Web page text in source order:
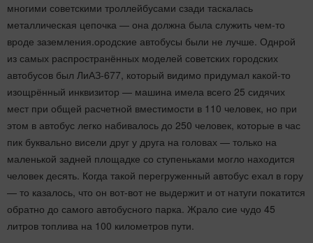
многими советскими троллейбусами сзади таскалась
металлическая цепочка — она должна была служить чем-то
вроде заземления.ородские автобусы были не лучше. Однрой
из самых распространённых моделей советских городских
автобусов был ЛиАЗ-677, который видимо придумал какой-то
изощрённый инквизитор — машина имела всего 25 сидячих
мест при общей расчетной вместимости в 110 человек, но при
этом в автобус легко набивалось до 250 человек, которые в час
пик буквально висели друг у друга на головах — только на
маленькой задней площадке со ступеньками могло находится
человек десять. Когда такой перегруженный автобус ехал в гору
— то казалось, что он вот-вот не выдержит и от натуги покатится
обратно до самого автобусного парка. Жрало сие чудо 45
литров топлива на 100 километров пути.